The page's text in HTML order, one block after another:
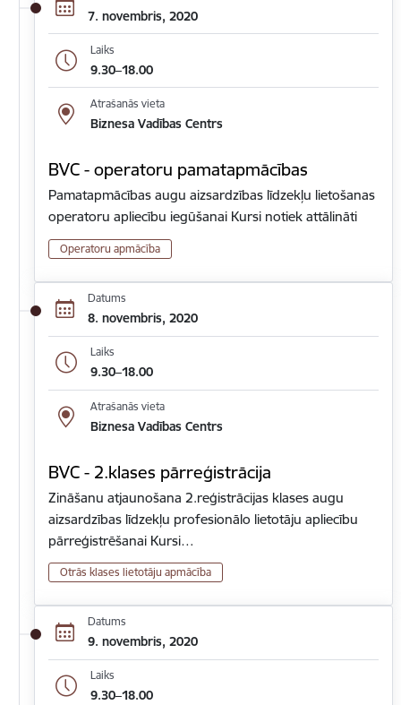
7. novembris, 2020
Laiks
9.30–18.00
Atrašanās vieta
Biznesa Vadības Centrs
BVC - operatoru pamatapmācības
Pamatapmācības augu aizsardzības līdzekļu lietošanas
operatoru apliecību iegūšanai Kursi notiek attālināti
Operatoru apmācība
Datums
8. novembris, 2020
Laiks
9.30–18.00
Atrašanās vieta
Biznesa Vadības Centrs
BVC - 2.klases pārreģistrācija
Zināšanu atjaunošana 2.reģistrācijas klases augu
aizsardzības līdzekļu profesionālo lietotāju apliecību
pārreģistrēšanai Kursi…
Otrās klases lietotāju apmācība
Datums
9. novembris, 2020
Laiks
9.30–18.00